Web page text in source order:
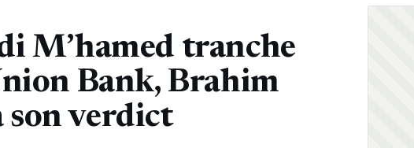
M’hamed tranche
Bank, Brahim
son verdict